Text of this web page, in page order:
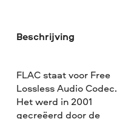
Beschrijving
FLAC staat voor Free
Lossless Audio Codec.
Het werd in 2001
gecreëerd door de